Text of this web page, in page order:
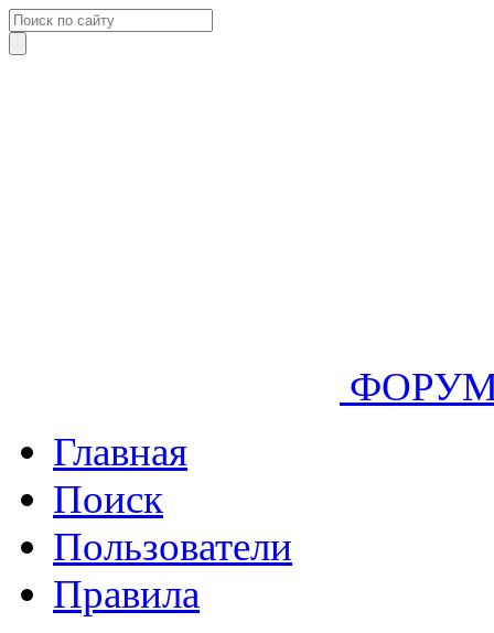
Главная
Поиск
Пользователи
Правила